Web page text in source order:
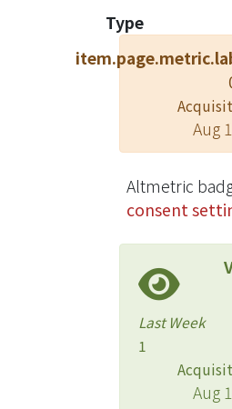
Type
Aug
Altmetric
consent
Last Week
1
Aug